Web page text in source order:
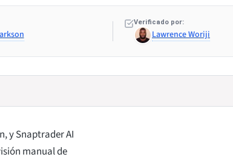
Verificado por:
Lawrence Woriji
y Snaptrader AI
manual de